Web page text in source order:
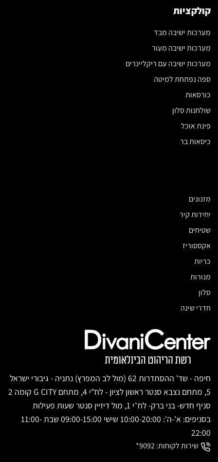
קולקציות
מערכות ישיבה מבד
מערכות ישיבה מעור
מערכות ישיבה עם ריקליינרים
ספה נפתחת למיטה
כורסאות
שולחנות סלון
פינת אוכל
כיסאות בר
מזנונים
יחידות קיר
שטיחים
אקססוריז
כריות
מנורות
סלון
חדרי שינה
חיפה - שד' ההסתדרות 62 (מול לב המפרץ) נתניה - גיבורי ישראל
5, מתחם נצבא סנטר ראשון לציון - לח"י 4, מתחם G CITY קומה 2
סניף חדש- בני ברק- לח״י 1, מול דיזיין סנטר שעות פעילות
בסניפים: א'-ה': 10:00-20:00 שישי 09:00-15:00 שבת 11:00-
22:00
שירות לקוחות:9092*